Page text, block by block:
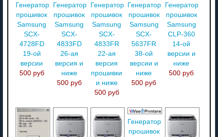
Генератор
прошивок
Samsung
SCX-
4728FD
19-ой
версии
500 руб
Генератор
прошивок
Samsung
SCX-
4833FD
26-ая
версия и
ниже
500 руб
Генератор
прошивок
Samsung
SCX-
4833FR
22-ая
версия
прошивки
и ниже
500 руб
Генератор
прошивок
Samsung
SCX-
5637FR
38-ой
версии и
ниже
500 руб
Генератор
прошивок
Samsung
CLP-360
14-ой
версии и
ниже
500 руб
Генератор
прошивок